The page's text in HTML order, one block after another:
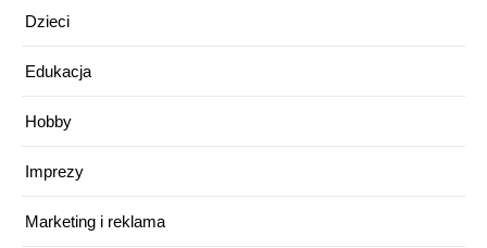
Dzieci
Edukacja
Hobby
Imprezy
Marketing i reklama